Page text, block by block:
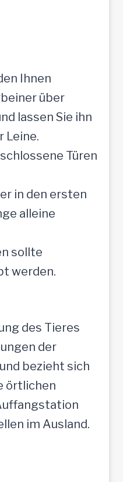
Ihnen
über
lassen Sie ihn
Leine.
Türen
in den ersten
alleine
sollte
werden.
des Tieres
der
bezieht sich
örtlichen
im Ausland.